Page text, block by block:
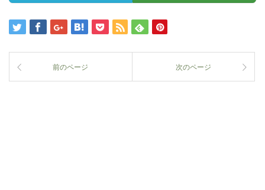
前のページ 次のページ